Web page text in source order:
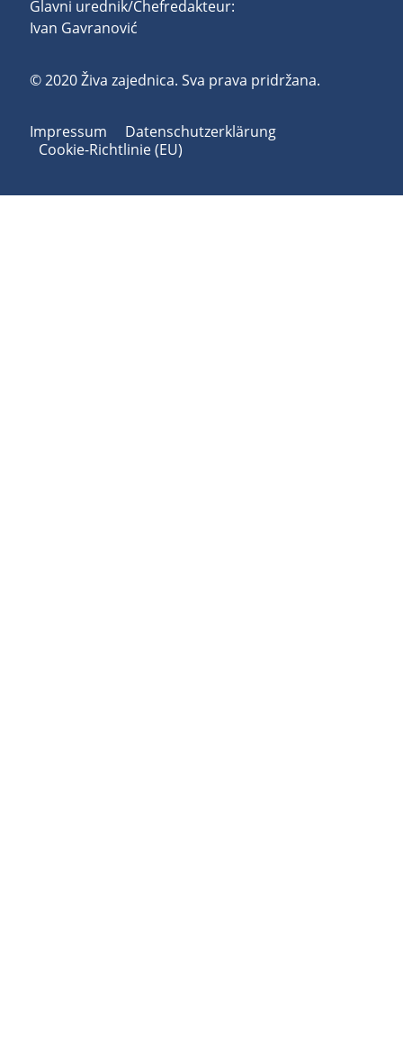
Glavni urednik/Chefredakteur:
Ivan Gavranović
© 2020 Živa zajednica. Sva prava pridržana.
Impressum
Datenschutzerklärung
Cookie-Richtlinie (EU)